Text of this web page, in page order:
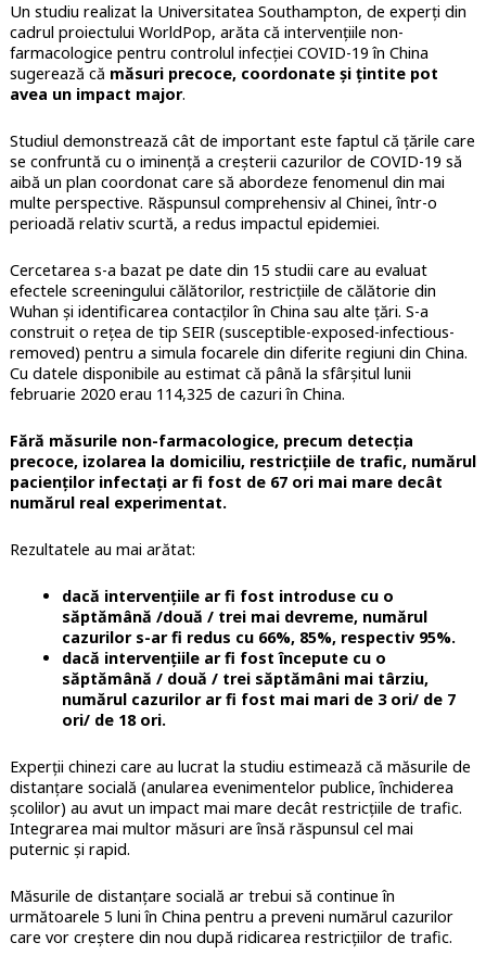
Un studiu realizat la Universitatea Southampton, de experți din
cadrul proiectului WorldPop, arăta că intervențiile non-
farmacologice pentru controlul infecției COVID-19 în China
sugerează că măsuri precoce, coordonate și țintite pot
avea un impact major.
Studiul demonstrează cât de important este faptul că țările care
se confruntă cu o iminență a creșterii cazurilor de COVID-19 să
aibă un plan coordonat care să abordeze fenomenul din mai
multe perspective. Răspunsul comprehensiv al Chinei, într-o
perioadă relativ scurtă, a redus impactul epidemiei.
Cercetarea s-a bazat pe date din 15 studii care au evaluat
efectele screeningului călătorilor, restricțiile de călătorie din
Wuhan și identificarea contacților în China sau alte țări. S-a
construit o rețea de tip SEIR (susceptible-exposed-infectious-
removed) pentru a simula focarele din diferite regiuni din China.
Cu datele disponibile au estimat că până la sfârșitul lunii
februarie 2020 erau 114,325 de cazuri în China.
Fără măsurile non-farmacologice, precum detecția
precoce, izolarea la domiciliu, restricțiile de trafic, numărul
pacienților infectați ar fi fost de 67 ori mai mare decât
numărul real experimentat.
Rezultatele au mai arătat:
dacă intervențiile ar fi fost introduse cu o
săptămână /două / trei mai devreme, numărul
cazurilor s-ar fi redus cu 66%, 85%, respectiv 95%.
dacă intervențiile ar fi fost începute cu o
săptămână / două / trei săptămâni mai târziu,
numărul cazurilor ar fi fost mai mari de 3 ori/ de 7
ori/ de 18 ori.
Experții chinezi care au lucrat la studiu estimează că măsurile de
distanțare socială (anularea evenimentelor publice, închiderea
școlilor) au avut un impact mai mare decât restricțiile de trafic.
Integrarea mai multor măsuri are însă răspunsul cel mai
puternic și rapid.
Măsurile de distanțare socială ar trebui să continue în
următoarele 5 luni în China pentru a preveni numărul cazurilor
care vor creștere din nou după ridicarea restricțiilor de trafic.